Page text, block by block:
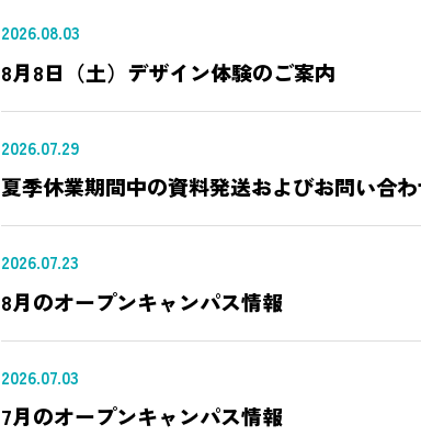
2026.08.03
8月8日（土）デザイン体験のご案内
2026.07.29
夏季休業期間中の資料発送およびお問い合
2026.07.23
8月のオープンキャンパス情報
2026.07.03
7月のオープンキャンパス情報